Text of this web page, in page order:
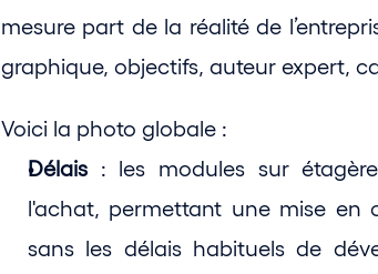
mesure part de la réalité de
graphique, objectifs, auteur expert,
Voici la photo globale :
Délais : les modules sur
l'achat, permettant une mise en
sans les délais habituels de